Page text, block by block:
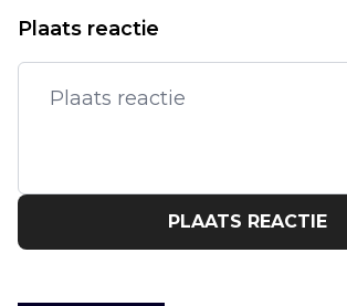
Plaats reactie
PLAATS REACTIE